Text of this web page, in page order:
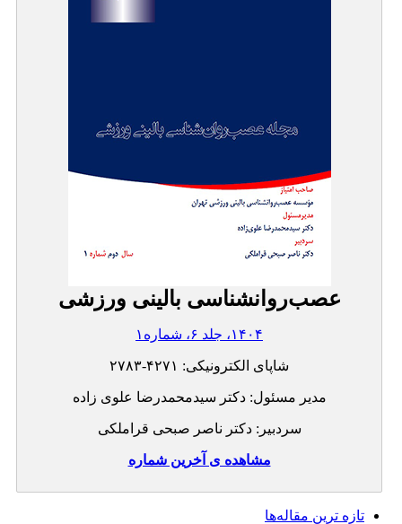
عصب‌روانشناسی بالینی ورزشی
۱۴۰۴، جلد ۶، شماره۱
شاپای الکترونیکی: ۲۷۸۳-۴۲۷۱
مدیر مسئول: دکتر سیدمحمدرضا علوی زاده
سردبیر: دکتر ناصر صبحی قراملکی
مشاهده ی آخرین شماره
تازه ‌ترین مقاله‌ها